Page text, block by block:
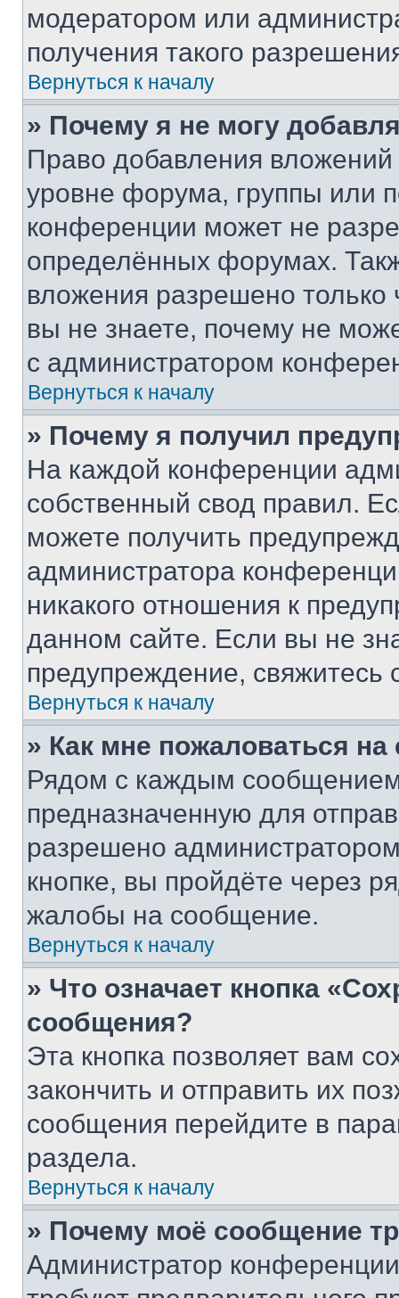
модератором или
получения такого
Вернуться к началу
» Почему я не могу
Право добавления
уровне форума, группы или
конференции может не
определённых форумах.
вложения разрешено
вы не знаете, почему не
с администратором
Вернуться к началу
» Почему я получил
На каждой конференции
собственный свод правил.
можете получить
администратора
никакого отношения к
данном сайте. Если вы не
предупреждение,
Вернуться к началу
» Как мне пожаловаться
Рядом с каждым сообщением
предназначенную для
разрешено
кнопке, вы пройдёте через
жалобы на сообщение.
Вернуться к началу
» Что означает кнопка
сообщения?
Эта кнопка позволяет вам
закончить и отправить их
сообщения перейдите в
раздела.
Вернуться к началу
» Почему моё сообщение
Администратор